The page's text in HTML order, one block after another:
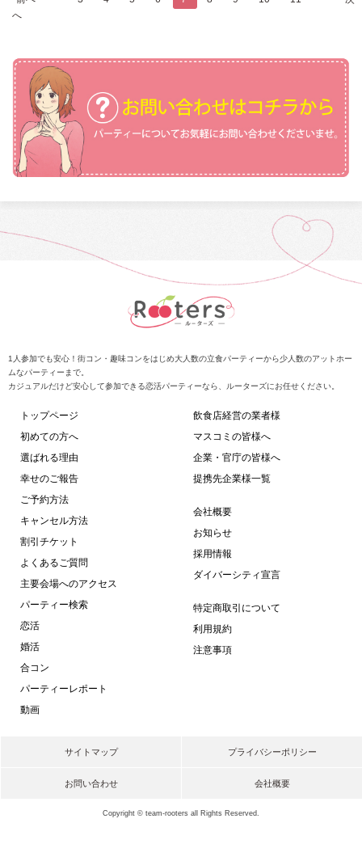
へ
1人参加でも安心！街コン・趣味コンをはじめ大人数の立食パーティーから少人数のアットホー
ムなパーティーまで。
カジュアルだけど安心して参加できる恋活パーティーなら、ルーターズにお任せください。
トップページ
初めての方へ
選ばれる理由
幸せのご報告
ご予約方法
キャンセル方法
割引チケット
よくあるご質問
主要会場へのアクセス
パーティー検索
恋活
婚活
合コン
パーティーレポート
動画
飲食店経営の業者様
マスコミの皆様へ
企業・官庁の皆様へ
提携先企業様一覧
会社概要
お知らせ
採用情報
ダイバーシティ宣言
特定商取引について
利用規約
注意事項
サイトマップ プライバシーポリシー
お問い合わせ 会社概要
Copyright © team-rooters all Rights Reserved.